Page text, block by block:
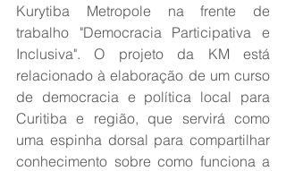
Kurytiba Metropole na frente de
trabalho "Democracia Participativa e
Inclusiva". O projeto da KM está
relacionado à elaboração de um curso
de democracia e política local para
Curitiba e região, que servirá como
uma espinha dorsal para compartilhar
conhecimento sobre como funciona a